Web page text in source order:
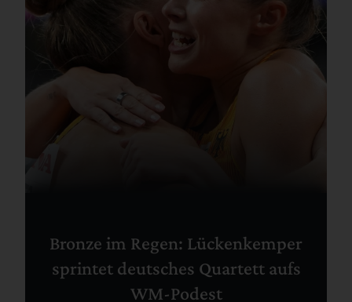
Bronze im Regen: Lückenkemper
sprintet deutsches Quartett aufs
WM-Podest